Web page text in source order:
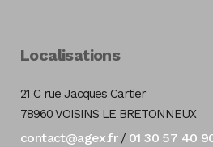
Localisations
21 C rue Jacques Cartier
78960 VOISINS LE BRETONNEUX
contact@agex.fr/ 01 30 57 40